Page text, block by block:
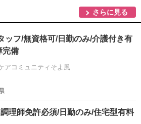
さらに見る
ッフ/無資格可/日勤のみ/介護付き有
完備
アコミュニティそよ風
理師免許必須/日勤のみ/住宅型有料